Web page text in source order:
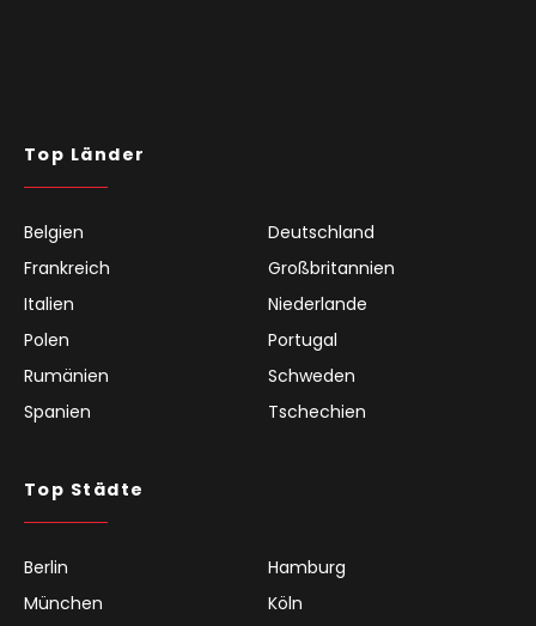
Top Länder
Belgien
Deutschland
Frankreich
Großbritannien
Italien
Niederlande
Polen
Portugal
Rumänien
Schweden
Spanien
Tschechien
Top Städte
Berlin
Hamburg
München
Köln